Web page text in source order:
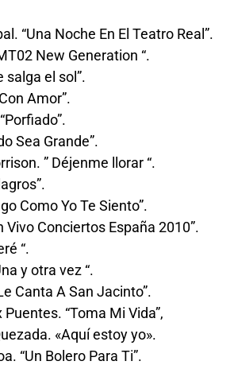
“Una Noche En El Teatro Real”.
New Generation “.
salga el sol”.
Amor”.
Sea Grande”.
” Déjenme llorar “.
Como Yo Te Siento”.
Conciertos España 2010”.
“.
y otra vez “.
Canta A San Jacinto”.
“Toma Mi Vida”,
«Aquí estoy yo».
“Un Bolero Para Ti”.